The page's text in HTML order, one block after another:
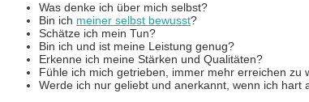
Was denke ich über mich selbst?
Bin ich meiner selbst bewusst?
Schätze ich mein Tun?
Bin ich und ist meine Leistung genug?
Erkenne ich meine Stärken und Qualitäten?
Fühle ich mich getrieben, immer mehr erreichen zu
Werde ich nur geliebt und anerkannt, wenn ich hart